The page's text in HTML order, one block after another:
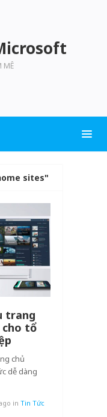
MÊ
sites"
trang
cho tổ
chủ
dễ dàng
in Tin Tức